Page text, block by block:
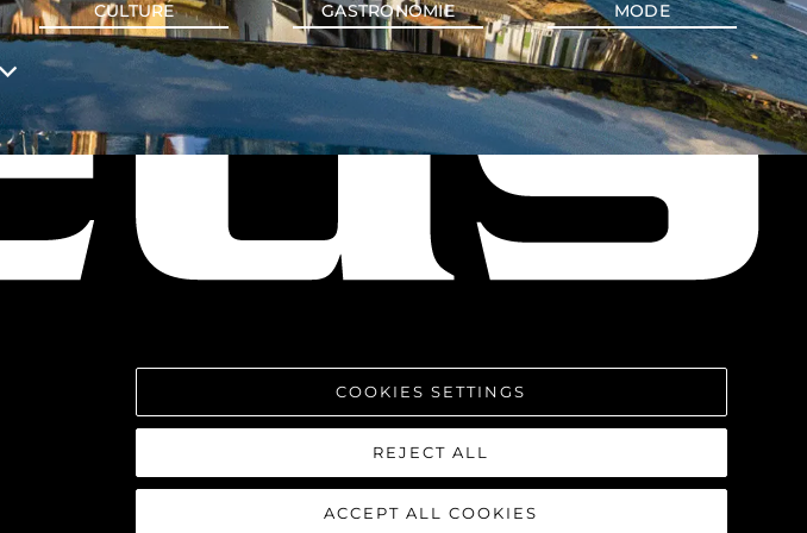
CULTURE GASTRONOMIE MODE
COOKIES SETTINGS
REJECT ALL
ACCEPT ALL COOKIES